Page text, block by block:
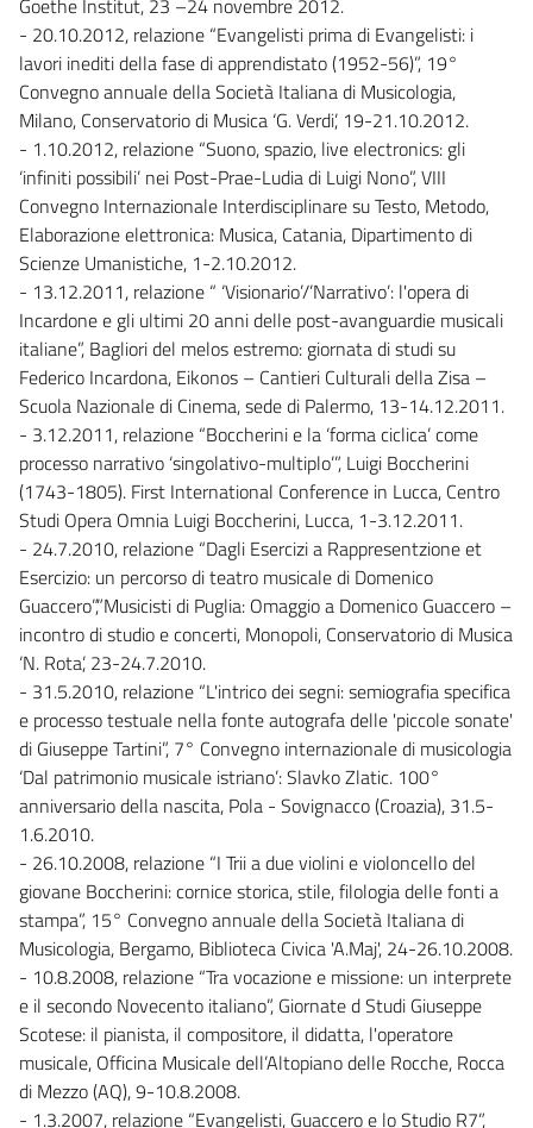
- 20.10.2012, relazione “Evangelisti prima di Evangelisti: i
lavori inediti della fase di apprendistato (1952-56)”, 19°
Convegno annuale della Società Italiana di Musicologia,
Milano, Conservatorio di Musica ‘G. Verdi’, 19-21.10.2012.
- 1.10.2012, relazione “Suono, spazio, live electronics: gli
‘infiniti possibili’ nei Post-Prae-Ludia di Luigi Nono”, VIII
Convegno Internazionale Interdisciplinare su Testo, Metodo,
Elaborazione elettronica: Musica, Catania, Dipartimento di
Scienze Umanistiche, 1-2.10.2012.
- 13.12.2011, relazione “ ‘Visionario’/’Narrativo’: l'opera di
Incardone e gli ultimi 20 anni delle post-avanguardie musicali
italiane”, Bagliori del melos estremo: giornata di studi su
Federico Incardona, Eikonos – Cantieri Culturali della Zisa –
Scuola Nazionale di Cinema, sede di Palermo, 13-14.12.2011.
- 3.12.2011, relazione “Boccherini e la ‘forma ciclica’ come
processo narrativo ‘singolativo-multiplo’”, Luigi Boccherini
(1743-1805). First International Conference in Lucca, Centro
Studi Opera Omnia Luigi Boccherini, Lucca, 1-3.12.2011.
- 24.7.2010, relazione “Dagli Esercizi a Rappresentzione et
Esercizio: un percorso di teatro musicale di Domenico
Guaccero”,”Musicisti di Puglia: Omaggio a Domenico Guaccero –
incontro di studio e concerti, Monopoli, Conservatorio di Musica
‘N. Rota’, 23-24.7.2010.
- 31.5.2010, relazione “L'intrico dei segni: semiografia specifica
e processo testuale nella fonte autografa delle 'piccole sonate'
di Giuseppe Tartini”, 7° Convegno internazionale di musicologia
‘Dal patrimonio musicale istriano’: Slavko Zlatic. 100°
anniversario della nascita, Pola - Sovignacco (Croazia), 31.5-
1.6.2010.
- 26.10.2008, relazione “I Trii a due violini e violoncello del
giovane Boccherini: cornice storica, stile, filologia delle fonti a
stampa”, 15° Convegno annuale della Società Italiana di
Musicologia, Bergamo, Biblioteca Civica 'A.Maj', 24-26.10.2008.
- 10.8.2008, relazione “Tra vocazione e missione: un interprete
e il secondo Novecento italiano”, Giornate d Studi Giuseppe
Scotese: il pianista, il compositore, il didatta, l'operatore
musicale, Officina Musicale dell’Altopiano delle Rocche, Rocca
di Mezzo (AQ), 9-10.8.2008.
- 1.3.2007, relazione “Evangelisti, Guaccero e lo Studio R7”,